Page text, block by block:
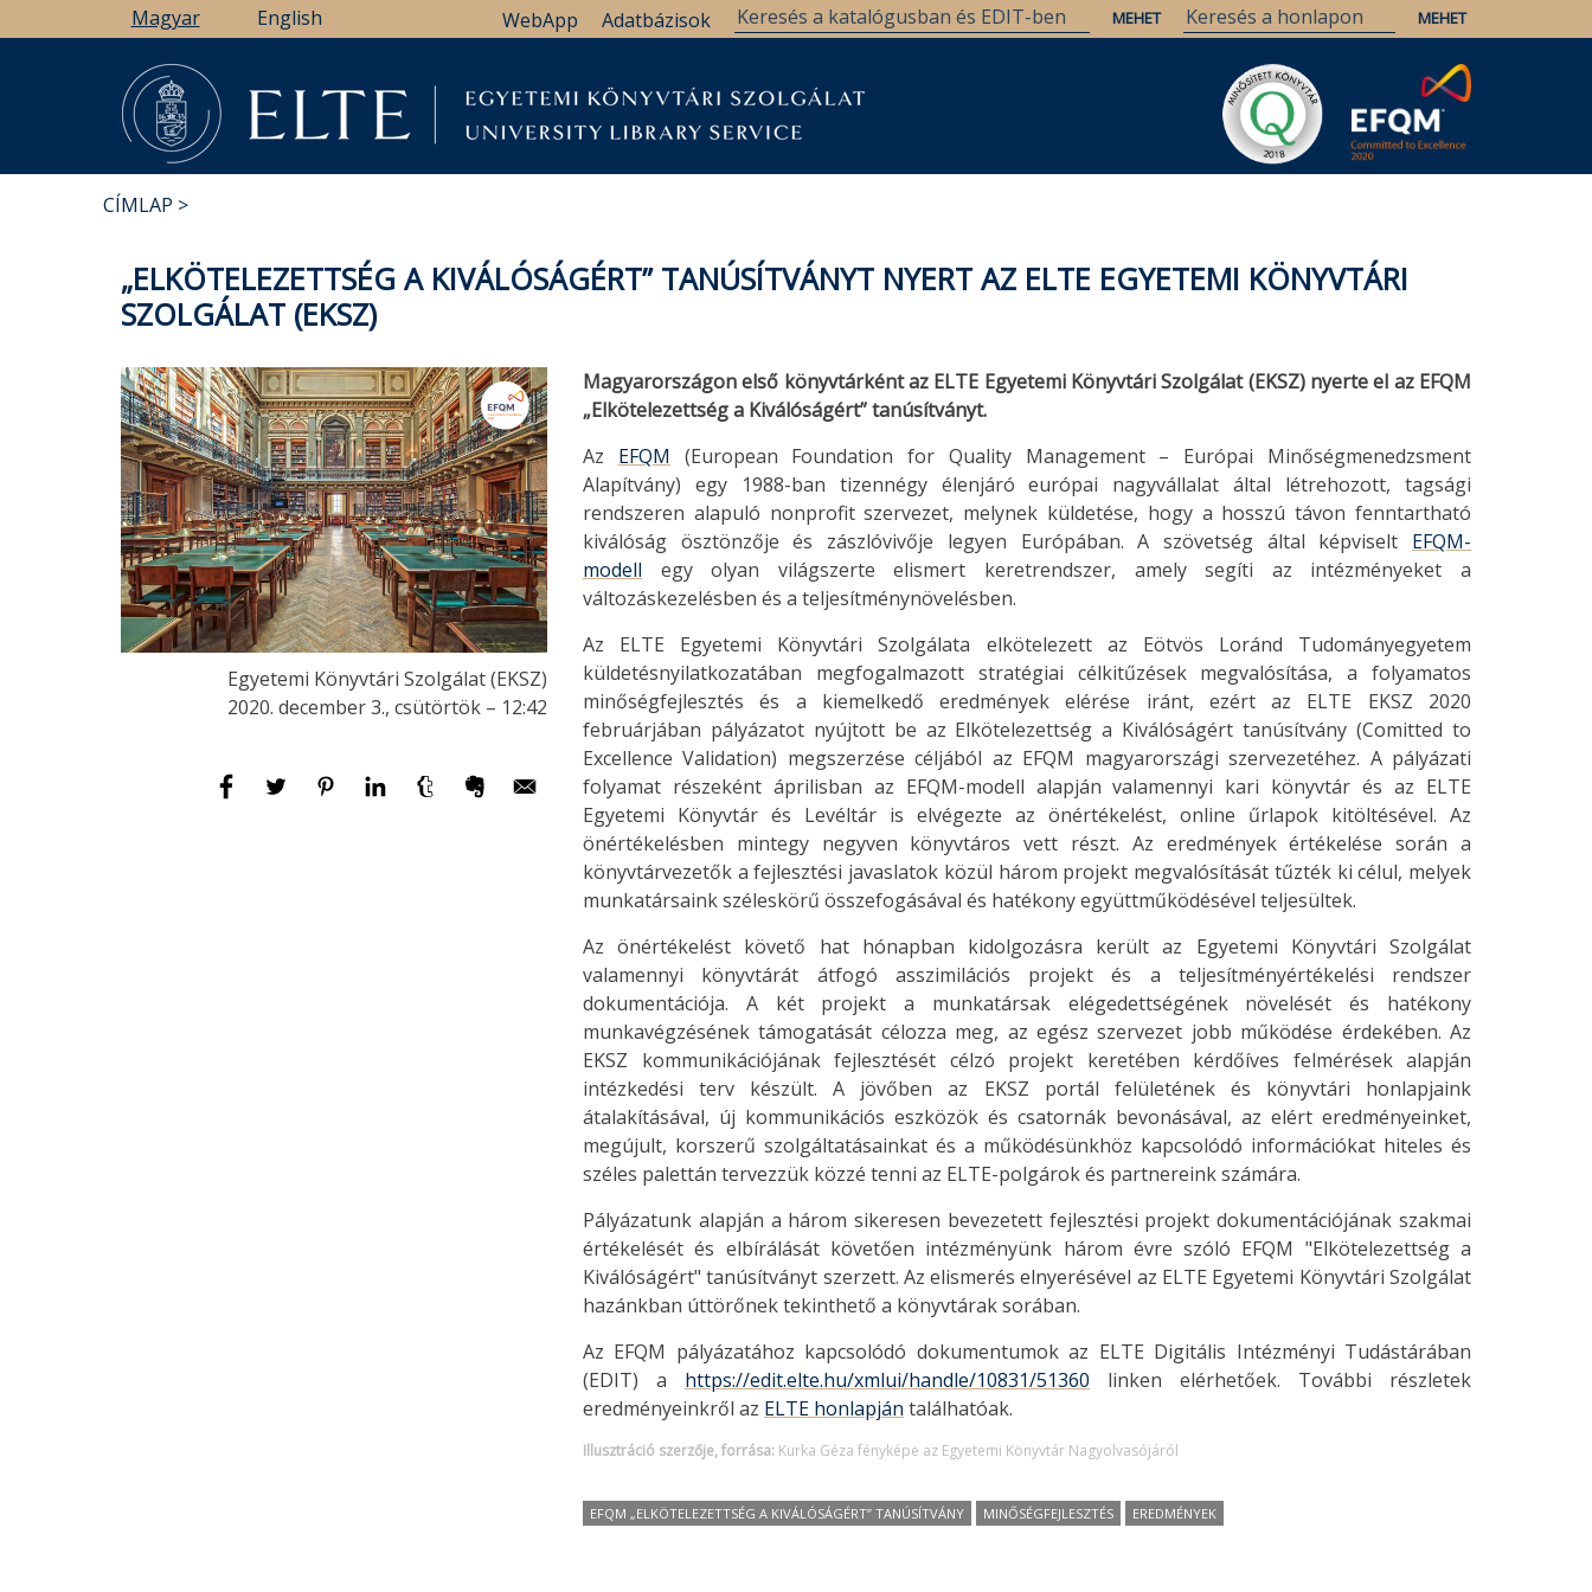
a
Magyar English Adatbázisok
WebApp
CÍMLAP
„ELKÖTELEZETTSÉG A KIVÁLÓSÁGÉRT” TANÚSÍTVÁNYT NYERT AZ ELTE EGYETEMI KÖNYVTÁRI
SZOLGÁLAT (EKSZ)
Egyetemi Könyvtári Szolgálat (EKSZ)
2020. december 3., csütörtök – 12:42
Magyarországon első könyvtárként az ELTE Egyetemi Könyvtári Szolgálat (EKSZ) nyerte el az EFQM
„Elkötelezettség a Kiválóságért” tanúsítványt.
Az EFQM (European Foundation for Quality Management – Európai Minőségmenedzsment
Alapítvány) egy 1988-ban tizennégy élenjáró európai nagyvállalat által létrehozott, tagsági
rendszeren alapuló nonprofit szervezet, melynek küldetése, hogy a hosszú távon fenntartható
kiválóság ösztönzője és zászlóvivője legyen Európában. A szövetség által képviselt EFQM-
modell egy olyan világszerte elismert keretrendszer, amely segíti az intézményeket a
változáskezelésben és a teljesítménynövelésben.
Az ELTE Egyetemi Könyvtári Szolgálata elkötelezett az Eötvös Loránd Tudományegyetem
küldetésnyilatkozatában megfogalmazott stratégiai célkitűzések megvalósítása, a folyamatos
minőségfejlesztés és a kiemelkedő eredmények elérése iránt, ezért az ELTE EKSZ 2020
februárjában pályázatot nyújtott be az Elkötelezettség a Kiválóságért tanúsítvány (Comitted to
Excellence Validation) megszerzése céljából az EFQM magyarországi szervezetéhez. A pályázati
folyamat részeként áprilisban az EFQM-modell alapján valamennyi kari könyvtár és az ELTE
Egyetemi Könyvtár és Levéltár is elvégezte az önértékelést, online űrlapok kitöltésével. Az
önértékelésben mintegy negyven könyvtáros vett részt. Az eredmények értékelése során a
könyvtárvezetők a fejlesztési javaslatok közül három projekt megvalósítását tűzték ki célul, melyek
munkatársaink széleskörű összefogásával és hatékony együttműködésével teljesültek.
Az önértékelést követő hat hónapban kidolgozásra került az Egyetemi Könyvtári Szolgálat
valamennyi könyvtárát átfogó asszimilációs projekt és a teljesítményértékelési rendszer
dokumentációja. A két projekt a munkatársak elégedettségének növelését és hatékony
munkavégzésének támogatását célozza meg, az egész szervezet jobb működése érdekében. Az
EKSZ kommunikációjának fejlesztését célzó projekt keretében kérdőíves felmérések alapján
intézkedési terv készült. A jövőben az EKSZ portál felületének és könyvtári honlapjaink
átalakításával, új kommunikációs eszközök és csatornák bevonásával, az elért eredményeinket,
megújult, korszerű szolgáltatásainkat és a működésünkhöz kapcsolódó információkat hiteles és
széles palettán tervezzük közzé tenni az ELTE-polgárok és partnereink számára.
Pályázatunk alapján a három sikeresen bevezetett fejlesztési projekt dokumentációjának szakmai
értékelését és elbírálását követően intézményünk három évre szóló EFQM "Elkötelezettség a
Kiválóságért" tanúsítványt szerzett. Az elismerés elnyerésével az ELTE Egyetemi Könyvtári Szolgálat
hazánkban úttörőnek tekinthető a könyvtárak sorában.
Az EFQM pályázatához kapcsolódó dokumentumok az ELTE Digitális Intézményi Tudástárában
(EDIT) a https://edit.elte.hu/xmlui/handle/10831/51360 linken elérhetőek. További részletek
eredményeinkről az ELTE honlapján találhatóak.
Illusztráció szerzője, forrása: Kurka Géza fényképe az Egyetemi Könyvtár Nagyolvasójáról
EFQM „ELKÖTELEZETTSÉG A KIVÁLÓSÁGÉRT” TANÚSÍTVÁNY MINŐSÉGFEJLESZTÉS EREDMÉNYEK